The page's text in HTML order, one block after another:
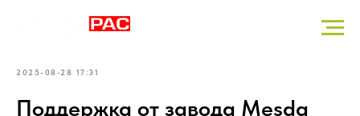
2025-08-28 17:31
Поддержка от завода Mesda